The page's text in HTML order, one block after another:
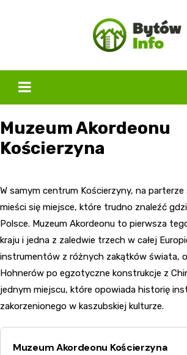
Muzeum Akordeonu
Kościerzyna
W samym centrum Kościerzyny, na
mieści się miejsce, które trudno znaleźć
Polsce. Muzeum Akordeonu to pierwsza
kraju i jedna z zaledwie trzech w całej
instrumentów z różnych zakątków świata,
Hohnerów po egzotyczne konstrukcje z
jednym miejscu, które opowiada historię
zakorzenionego w kaszubskiej kulturze.
Muzeum Akordeonu Kościerzyna